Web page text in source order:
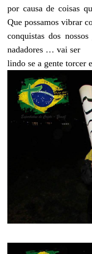
por causa de coisas
Que possamos vibrar
conquistas dos
nadadores … vai ser
lindo se a gente torcer